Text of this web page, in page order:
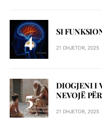
SI
21 DHJETOR, 2025
DIOGJENI I
NEVOJË
21 DHJETOR, 2025